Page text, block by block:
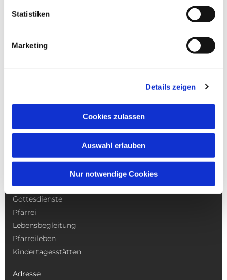
Statistiken
Marketing
Details zeigen
Cookies zulassen
Auswahl erlauben
Nur notwendige Cookies
NAVIGATION
Gottesdienste
Pfarrei
Lebensbegleitung
Pfarreileben
Kindertagesstätten
Adresse